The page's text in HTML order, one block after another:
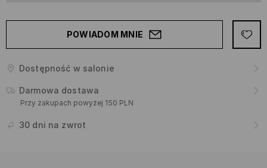
POWIADOM MNIE
Dostępność w salonie
Darmowa dostawa
Przy zakupach powyżej 150 PLN
30 dni na zwrot